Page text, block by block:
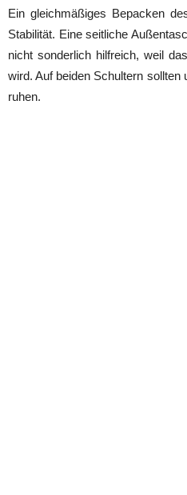
Ein gleichmäßiges Bepacken
Stabilität. Eine seitliche
nicht sonderlich hilfreich, weil
wird. Auf beiden Schultern sollten
ruhen.